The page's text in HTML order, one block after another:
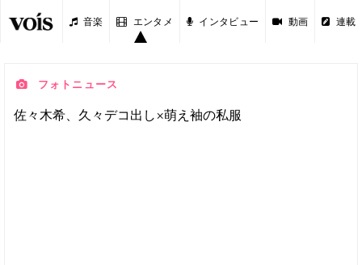
音楽 エンタメ インタビュー 動画 連載
フォトニュース
佐々木希、久々デコ出し×萌え袖の私服